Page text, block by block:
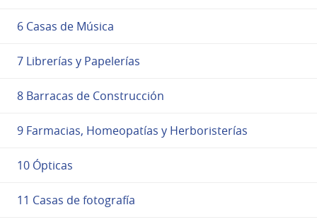
6 Casas de Música
7 Librerías y Papelerías
8 Barracas de Construcción
9 Farmacias, Homeopatías y Herboristerías
10 Ópticas
11 Casas de fotografía